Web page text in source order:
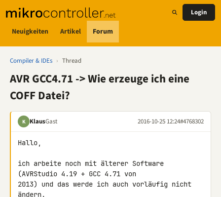
Neuigkeiten Artikel Forum
Login
Compiler & IDEs › Thread
AVR GCC4.71 -> Wie erzeuge ich eine
COFF Datei?
K KlausGast 2016-10-25 12:24#4768302
Hallo,
ich arbeite noch mit älterer Software
(AVRStudio 4.19 + GCC 4.71 von
2013) und das werde ich auch vorläufig nicht
ändern.